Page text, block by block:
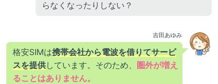
らなくなったりしない？
吉田あゆみ
格安SIMは携帯会社から電波を借りてサービ
スを提供しています。そのため、 圏外が増え
ることはありません。